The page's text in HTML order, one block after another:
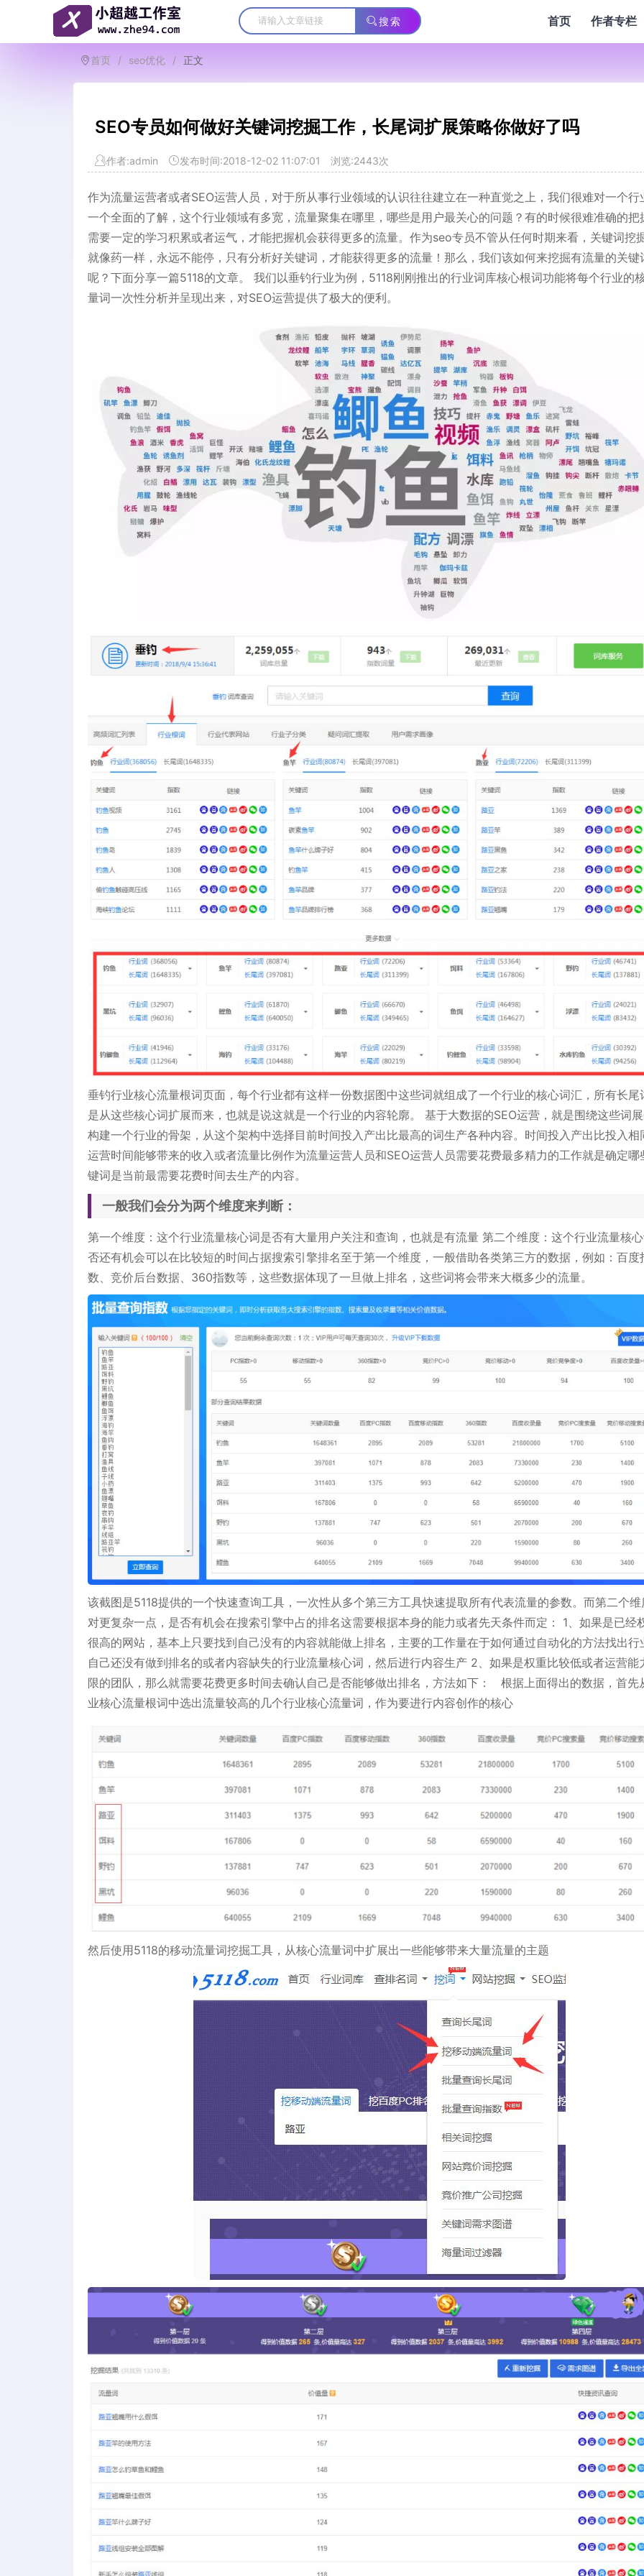
搜索 首页 作者专栏
首页 / seo优化 / 正文
SEO专员如何做好关键词挖掘工作，长尾词扩展策略你做好了吗
作者:admin 发布时间:2018-12-02 11:07:01 浏览:2443次
作为流量运营者或者SEO运营人员，对于所从事行业领域的认识往往建立在一种直觉之上，我们很难对一个行
一个全面的了解，这个行业领域有多宽，流量聚集在哪里，哪些是用户最关心的问题？有的时候很难准确的把
需要一定的学习积累或者运气，才能把握机会获得更多的流量。作为seo专员不管从任何时期来看，关键词挖
就像药一样，永远不能停，只有分析好关键词，才能获得更多的流量！那么，我们该如何来挖掘有流量的关键
呢？下面分享一篇5118的文章。 我们以垂钓行业为例，5118刚刚推出的行业词库核心根词功能将每个行业的
量词一次性分析并呈现出来，对SEO运营提供了极大的便利。
垂钓行业核心流量根词页面，每个行业都有这样一份数据图中这些词就组成了一个行业的核心词汇，所有长尾
是从这些核心词扩展而来，也就是说这就是一个行业的内容轮廓。 基于大数据的SEO运营，就是围绕这些词
构建一个行业的骨架，从这个架构中选择目前时间投入产出比最高的词生产各种内容。时间投入产出比投入相
运营时间能够带来的收入或者流量比例作为流量运营人员和SEO运营人员需要花费最多精力的工作就是确定哪
键词是当前最需要花费时间去生产的内容。
一般我们会分为两个维度来判断：
第一个维度：这个行业流量核心词是否有大量用户关注和查询，也就是有流量 第二个维度：这个行业流量核
否还有机会可以在比较短的时间占据搜索引擎排名至于第一个维度，一般借助各类第三方的数据，例如：百度
数、竞价后台数据、360指数等，这些数据体现了一旦做上排名，这些词将会带来大概多少的流量。
该截图是5118提供的一个快速查询工具，一次性从多个第三方工具快速提取所有代表流量的参数。而第二个维
对更复杂一点，是否有机会在搜索引擎中占的排名这需要根据本身的能力或者先天条件而定： 1、如果是已经
很高的网站，基本上只要找到自己没有的内容就能做上排名，主要的工作量在于如何通过自动化的方法找出行
自己还没有做到排名的或者内容缺失的行业流量核心词，然后进行内容生产 2、如果是权重比较低或者运营能
限的团队，那么就需要花费更多时间去确认自己是否能够做出排名，方法如下： 根据上面得出的数据，首先
业核心流量根词中选出流量较高的几个行业核心流量词，作为要进行内容创作的核心
然后使用5118的移动流量词挖掘工具，从核心流量词中扩展出一些能够带来大量流量的主题